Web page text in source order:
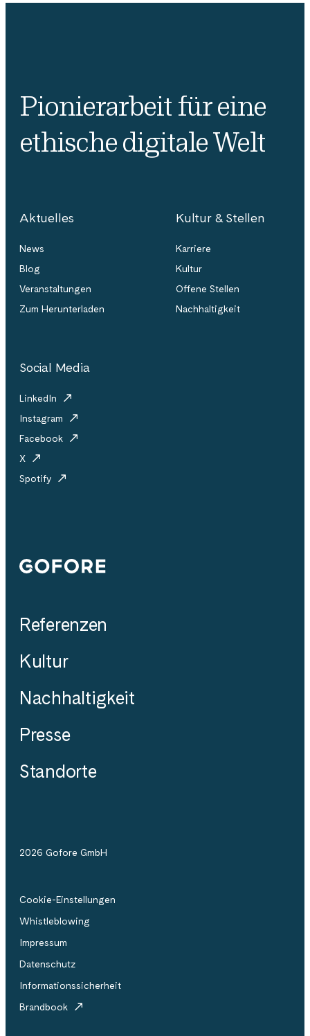
Pionierarbeit für eine
ethische digitale Welt
Aktuelles
News
Blog
Veranstaltungen
Zum Herunterladen
Kultur & Stellen
Karriere
Kultur
Offene Stellen
Nachhaltigkeit
Social Media
LinkedIn
Instagram
Facebook
X
Spotify
Gofore
Referenzen
Kultur
Nachhaltigkeit
Presse
Standorte
2026 Gofore GmbH
Cookie-Einstellungen
Whistleblowing
Impressum
Datenschutz
Informationssicherheit
Brandbook